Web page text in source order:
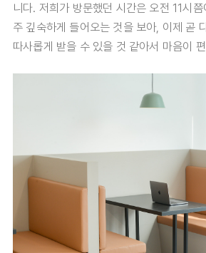
니다. 저희가 방문했던 시간은 오전 11시
주 깊숙하게 들어오는 것을 보아, 이제 곧
따사롭게 받을 수 있을 것 같아서 마음이